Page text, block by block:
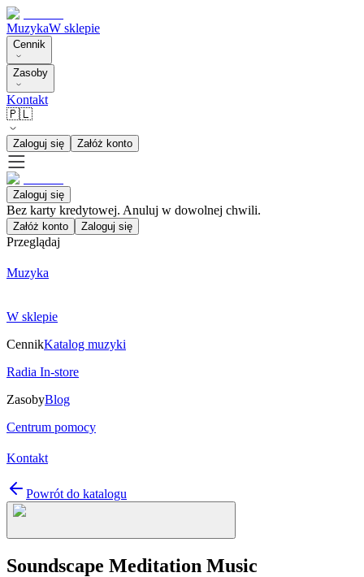
MuzykaW sklepie
Cennik
Zasoby
Kontakt
🇵🇱
Zaloguj się Załóż konto
Zaloguj się
Bez karty kredytowej. Anuluj w dowolnej chwili.
Załóż konto Zaloguj się
Przeglądaj
Muzyka
W sklepie
CennikKatalog muzyki
Radia In-store
ZasobyBlog
Centrum pomocy
Kontakt
Powrót do katalogu
Soundscape Meditation Music